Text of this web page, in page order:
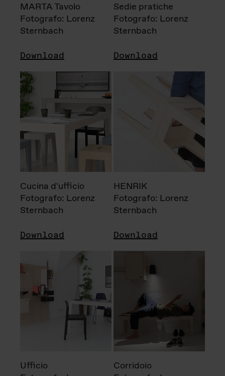
MARTA Tavolo
Fotografo: Lorenz
Sternbach
Download
Sedie pratiche
Fotografo: Lorenz
Sternbach
Download
Cucina d'ufficio
Fotografo: Lorenz
Sternbach
Download
HENRIK
Fotografo: Lorenz
Sternbach
Download
Ufficio
Corridoio